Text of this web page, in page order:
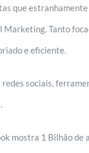
que
Marketing. Tanto
e eficiente.
redes sociais,
mostra 1 Bilhão de